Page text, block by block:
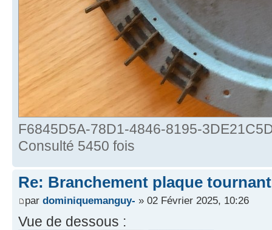
F6845D5A-78D1-4846-8195-
Consulté 5450 fois
Re: Branchement plaque
par dominiquemanguy- » 02 Février 2025, 10:26
Vue de dessous :